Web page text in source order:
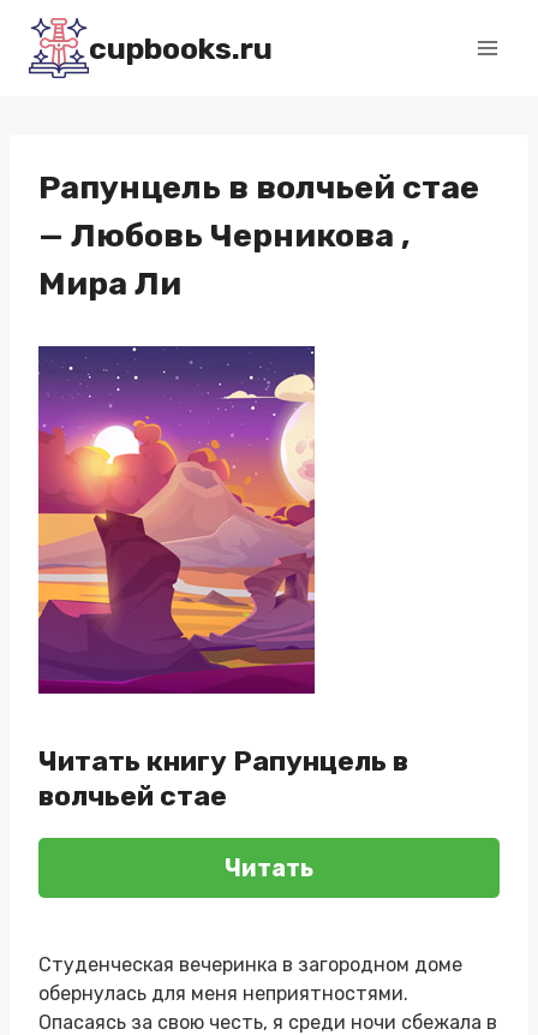
Перейти
содержимому
cupbooks.ru
Рапунцель в волчьей стае
— Любовь Черникова ,
Мира Ли
Читать книгу Рапунцель в
волчьей стае
Читать
Студенческая вечеринка в загородном доме
обернулась для меня неприятностями.
Опасаясь за свою честь, я среди ночи сбежала в